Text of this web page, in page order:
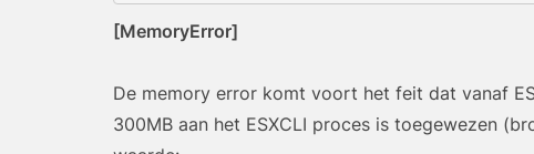
[MemoryError]
De memory error komt voort het feit dat vanaf
300MB aan het ESXCLI proces is toegewezen